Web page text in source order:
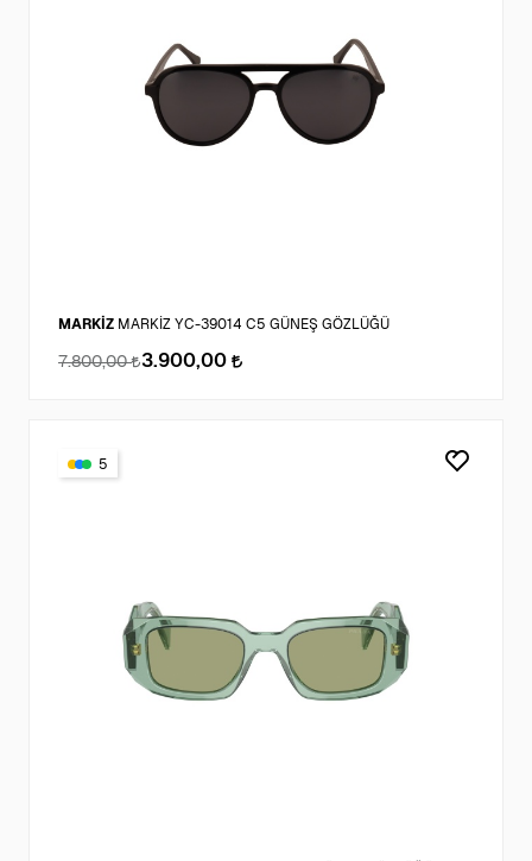
MARKİZ MARKİZ YC-39014 C5 GÜNEŞ GÖZLÜĞÜ
7.800,00 3.900,00
5